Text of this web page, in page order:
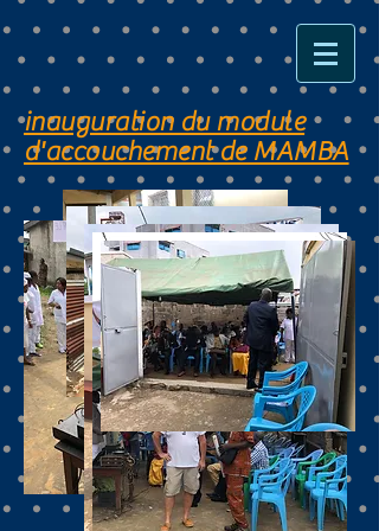
inauguration du module
d'accouchement de MAMBA